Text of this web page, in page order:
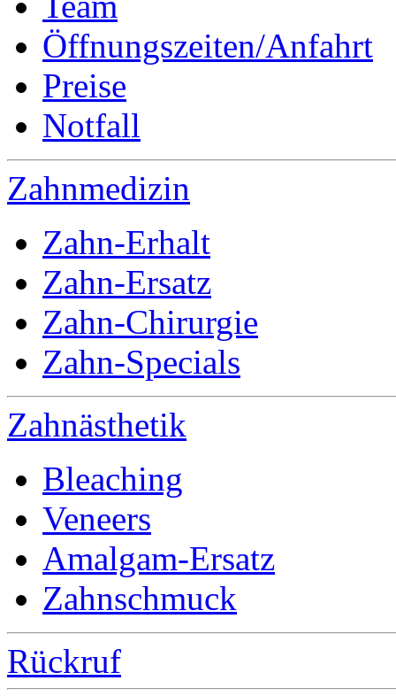
Öffnungszeiten/Anfahrt
Preise
Notfall
Zahnmedizin
Zahn-Erhalt
Zahn-Ersatz
Zahn-Chirurgie
Zahn-Specials
Zahnästhetik
Bleaching
Veneers
Amalgam-Ersatz
Zahnschmuck
Rückruf